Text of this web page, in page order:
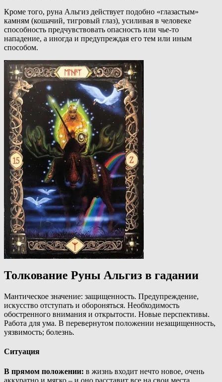
Кроме того, руна Альгиз действует подобно «глазастым»
камням (кошачий, тигровый глаз), усиливая в человеке
способность предчувствовать опасность или чье-то
нападение, а иногда и предупреждая его тем или иным
способом.
Толкование Руны Альгиз в гадании
Мантическое значение: защищенность. Предупреждение,
искусство отступать и обороняться. Необходимость
обостренного внимания и открытости. Новые перспективы.
Работа для ума. В перевернутом положении незащищенность,
уязвимость; болезнь.
Ситуация
В прямом положении: в жизнь входит нечто новое, очень
аккуратно и мягко – и оно расставит все на свои места.